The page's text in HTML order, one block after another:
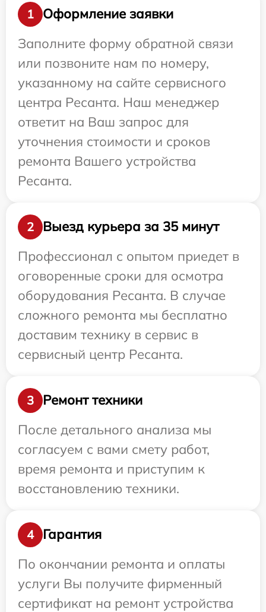
1
Оформление заявки
Заполните форму обратной связи
или позвоните нам по номеру,
указанному на сайте сервисного
центра Ресанта. Наш менеджер
ответит на Ваш запрос для
уточнения стоимости и сроков
ремонта Вашего устройства
Ресанта.
2
Выезд курьера за 35 минут
Профессионал с опытом приедет в
оговоренные сроки для осмотра
оборудования Ресанта. В случае
сложного ремонта мы бесплатно
доставим технику в сервис в
сервисный центр Ресанта.
3
Ремонт техники
После детального анализа мы
согласуем с вами смету работ,
время ремонта и приступим к
восстановлению техники.
4
Гарантия
По окончании ремонта и оплаты
услуги Вы получите фирменный
сертификат на ремонт устройства